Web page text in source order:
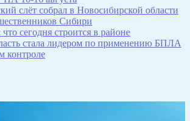
слёт собрал в Новосибирской области
Сибири
сегодня строится в районе
стала лидером по применению БПЛА
контроле